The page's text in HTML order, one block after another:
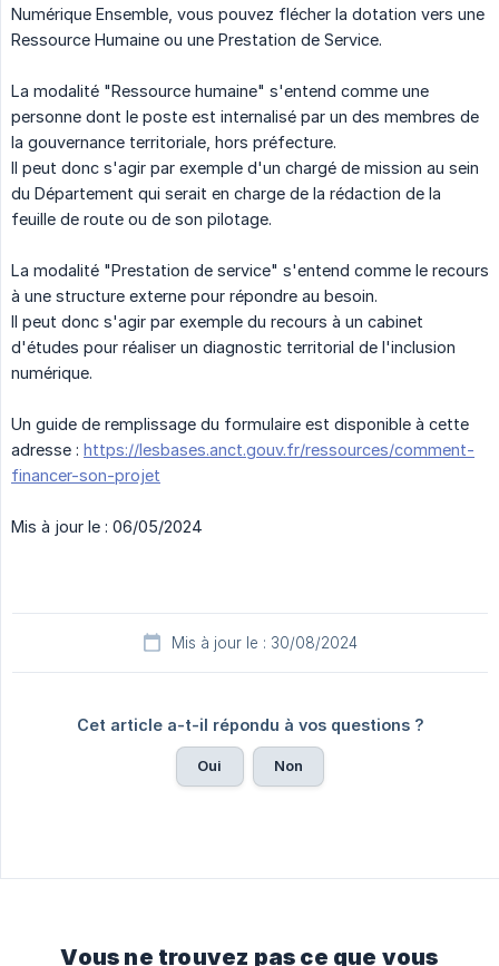
Numérique Ensemble, vous pouvez flécher la dotation vers une
Ressource Humaine ou une Prestation de Service.
La modalité "Ressource humaine" s'entend comme une
personne dont le poste est internalisé par un des membres de
la gouvernance territoriale, hors préfecture.
Il peut donc s'agir par exemple d'un chargé de mission au sein
du Département qui serait en charge de la rédaction de la
feuille de route ou de son pilotage.
La modalité "Prestation de service" s'entend comme le recours
à une structure externe pour répondre au besoin.
Il peut donc s'agir par exemple du recours à un cabinet
d'études pour réaliser un diagnostic territorial de l'inclusion
numérique.
Un guide de remplissage du formulaire est disponible à cette
adresse : https://lesbases.anct.gouv.fr/ressources/comment-
financer-son-projet
Mis à jour le : 06/05/2024
Mis à jour le : 30/08/2024
Cet article a-t-il répondu à vos questions ?
Oui Non
Vous ne trouvez pas ce que vous